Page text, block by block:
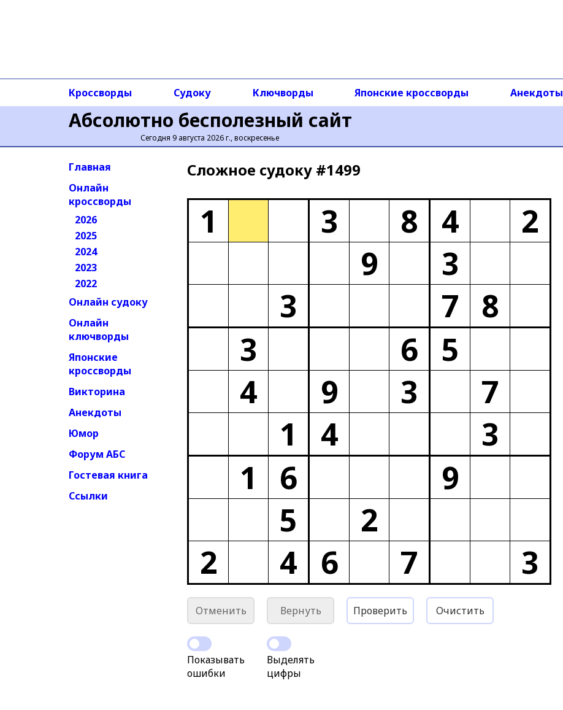
Абсолютно бесполезный сайт
Сегодня 9 августа 2026 г., воскресенье
Кроссворды Судоку Ключворды Японские кроссворды Анекдоты
Главная
Онлайн
кроссворды
2026
2025
2024
2023
2022
Онлайн судоку
Онлайн
ключворды
Японские
кроссворды
Викторина
Анекдоты
Юмор
Форум АБС
Гостевая книга
Ссылки
Сложное cудоку #1499
1 3 8 4
2
9
3
3
7 8
3
6
5
4
9 3
7
1
4
3
1
6
9
5
2
2
4 6 7 3
Отменить Вернуть Проверить Очистить
Показывать
ошибки
Выделять
цифры